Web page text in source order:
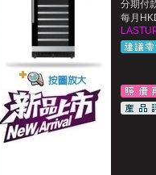
分期付
每月